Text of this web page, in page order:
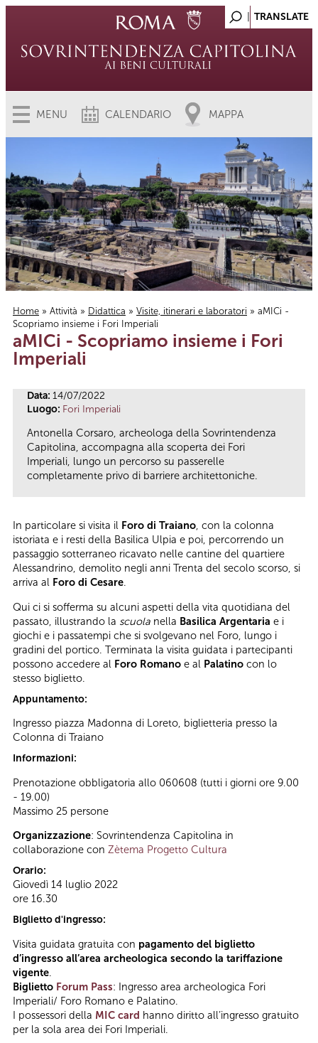
MENU CALENDARIO MAPPA
Tu sei qui
Home » Attività » Didattica » Visite, itinerari e laboratori » aMICi -
Scopriamo insieme i Fori Imperiali
aMICi - Scopriamo insieme i Fori
Imperiali
Data: 14/07/2022
Luogo: Fori Imperiali
Antonella Corsaro, archeologa della Sovrintendenza
Capitolina, accompagna alla scoperta dei Fori
Imperiali, lungo un percorso su passerelle
completamente privo di barriere architettoniche.
In particolare si visita il Foro di Traiano, con la colonna
istoriata e i resti della Basilica Ulpia e poi, percorrendo un
passaggio sotterraneo ricavato nelle cantine del quartiere
Alessandrino, demolito negli anni Trenta del secolo scorso, si
arriva al Foro di Cesare.
Qui ci si sofferma su alcuni aspetti della vita quotidiana del
passato, illustrando la scuola nella Basilica Argentaria e i
giochi e i passatempi che si svolgevano nel Foro, lungo i
gradini del portico. Terminata la visita guidata i partecipanti
possono accedere al Foro Romano e al Palatino con lo
stesso biglietto.
Appuntamento:
Ingresso piazza Madonna di Loreto, biglietteria presso la
Colonna di Traiano
Informazioni:
Prenotazione obbligatoria allo 060608 (tutti i giorni ore 9.00
- 19.00)
Massimo 25 persone
Organizzazione: Sovrintendenza Capitolina in
collaborazione con Zètema Progetto Cultura
Orario:
Giovedì 14 luglio 2022
ore 16.30
Biglietto d'ingresso:
Visita guidata gratuita con pagamento del biglietto
d’ingresso all’area archeologica secondo la tariffazione
vigente.
Biglietto Forum Pass: Ingresso area archeologica Fori
Imperiali/ Foro Romano e Palatino.
I possessori della MIC card hanno diritto all’ingresso gratuito
per la sola area dei Fori Imperiali.